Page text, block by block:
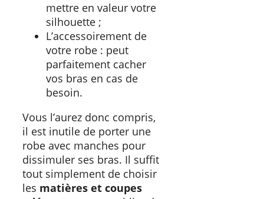
mettre en valeur votre
silhouette ;
L’accessoirement de
votre robe : peut
parfaitement cacher
vos bras en cas de
besoin.
Vous l’aurez donc compris,
il est inutile de porter une
robe avec manches pour
dissimuler ses bras. Il suffit
tout simplement de choisir
les matières et coupes